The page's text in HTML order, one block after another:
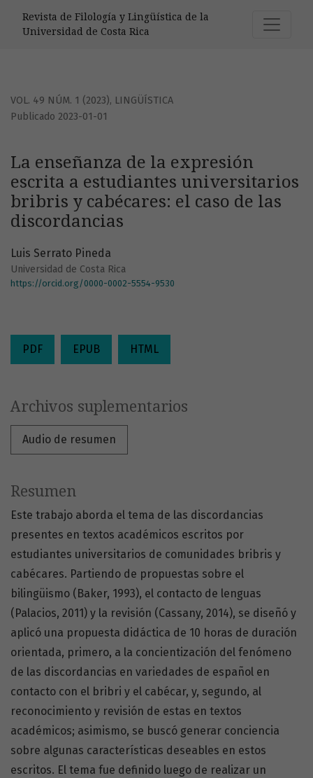
Revista de Filología y Lingüística de la
Universidad de Costa Rica
VOL. 49 NÚM. 1 (2023), LINGÜÍSTICA
La enseñanza de la expresión
escrita a estudiantes universitarios
bribris y cabécares: el caso de las
discordancias
Publicado 2023-01-01
Luis Serrato Pineda
Universidad de Costa Rica
https://orcid.org/0000-0002-5554-9530
PDF EPUB HTML
Archivos suplementarios
Audio de resumen
Resumen
Este trabajo aborda el tema de las discordancias
presentes en textos académicos escritos por
estudiantes universitarios de comunidades bribris y
cabécares. Partiendo de propuestas sobre el
bilingüismo (Baker, 1993), el contacto de lenguas
(Palacios, 2011) y la revisión (Cassany, 2014), se diseñó y
aplicó una propuesta didáctica de 10 horas de duración
orientada, primero, a la concientización del fenómeno
de las discordancias en variedades de español en
contacto con el bribri y el cabécar, y, segundo, al
reconocimiento y revisión de estas en textos
académicos; asimismo, se buscó generar conciencia
sobre algunas características deseables en estos
escritos. El tema fue definido luego de realizar un